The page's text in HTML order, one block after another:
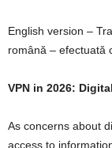
English version –
română – efectuată
VPN in 2026:
As concerns about
access to